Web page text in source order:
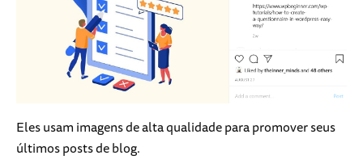
Eles usam imagens de alta qualidade para promover seus
últimos posts de blog.